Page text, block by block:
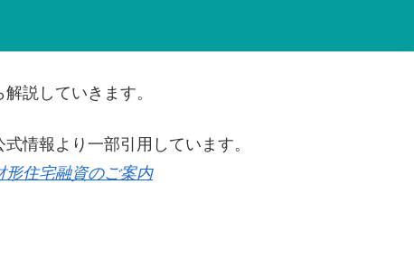
説していきます。
情報より一部引用しています。
住宅融資のご案内